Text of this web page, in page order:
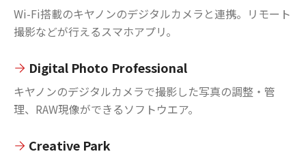
Wi-Fi搭載のキヤノンのデジタルカメラと連携。リモート
撮影などが行えるスマホアプリ。
Digital Photo Professional
キヤノンのデジタルカメラで撮影した写真の調整・管
理、RAW現像ができるソフトウエア。
Creative Park